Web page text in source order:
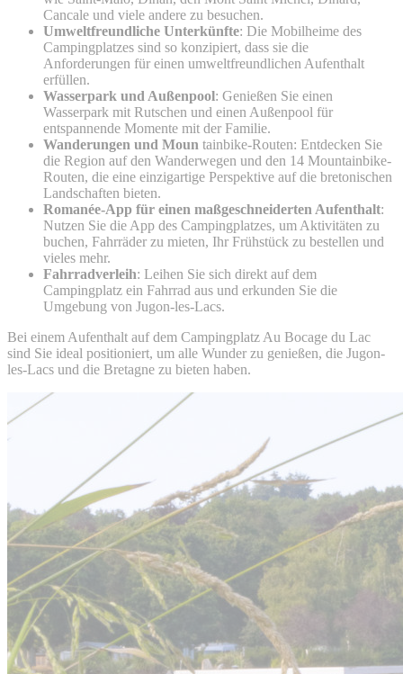
Cancale und viele andere zu besuchen.
Umweltfreundliche Unterkünfte: Die Mobilheime des
Campingplatzes sind so konzipiert, dass sie die
Anforderungen für einen umweltfreundlichen Aufenthalt
erfüllen.
Wasserpark und Außenpool: Genießen Sie einen
Wasserpark mit Rutschen und einen Außenpool für
entspannende Momente mit der Familie.
Wanderungen und Moun tainbike-Routen: Entdecken Sie
die Region auf den Wanderwegen und den 14 Mountainbike-
Routen, die eine einzigartige Perspektive auf die bretonischen
Landschaften bieten.
Romanée-App für einen maßgeschneiderten Aufenthalt:
Nutzen Sie die App des Campingplatzes, um Aktivitäten zu
buchen, Fahrräder zu mieten, Ihr Frühstück zu bestellen und
vieles mehr.
Fahrradverleih: Leihen Sie sich direkt auf dem
Campingplatz ein Fahrrad aus und erkunden Sie die
Umgebung von Jugon-les-Lacs.
Bei einem Aufenthalt auf dem Campingplatz Au Bocage du Lac
sind Sie ideal positioniert, um alle Wunder zu genießen, die Jugon-
les-Lacs und die Bretagne zu bieten haben.